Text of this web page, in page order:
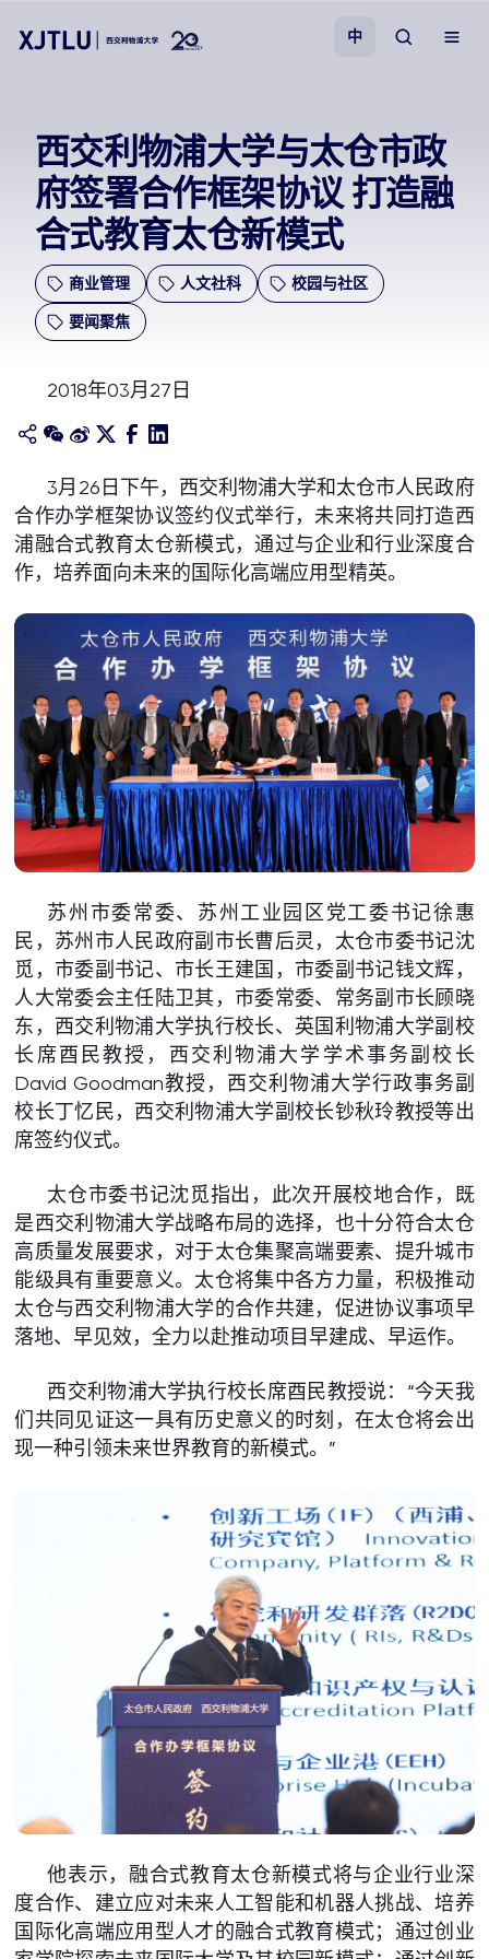
招生
科研
学院
校园生活
关于我们
中
西交利物浦大学与太仓市政
府签署合作框架协议 打造融
合式教育太仓新模式
商业管理 人文社科 校园与社区
要闻聚焦
2018年03月27日
3月26日下午，西交利物浦大学和太仓市人民政府
合作办学框架协议签约仪式举行，未来将共同打造西
浦融合式教育太仓新模式，通过与企业和行业深度合
作，培养面向未来的国际化高端应用型精英。
苏州市委常委、苏州工业园区党工委书记徐惠
民，苏州市人民政府副市长曹后灵，太仓市委书记沈
觅，市委副书记、市长王建国，市委副书记钱文辉，
人大常委会主任陆卫其，市委常委、常务副市长顾晓
东，西交利物浦大学执行校长、英国利物浦大学副校
长席酉民教授，西交利物浦大学学术事务副校长
David Goodman教授，西交利物浦大学行政事务副
校长丁忆民，西交利物浦大学副校长钞秋玲教授等出
席签约仪式。
太仓市委书记沈觅指出，此次开展校地合作，既
是西交利物浦大学战略布局的选择，也十分符合太仓
高质量发展要求，对于太仓集聚高端要素、提升城市
能级具有重要意义。太仓将集中各方力量，积极推动
太仓与西交利物浦大学的合作共建，促进协议事项早
落地、早见效，全力以赴推动项目早建成、早运作。
西交利物浦大学执行校长席酉民教授说：“今天我
们共同见证这一具有历史意义的时刻，在太仓将会出
现一种引领未来世界教育的新模式。”
他表示，融合式教育太仓新模式将与企业行业深
度合作、建立应对未来人工智能和机器人挑战、培养
国际化高端应用型人才的融合式教育模式；通过创业